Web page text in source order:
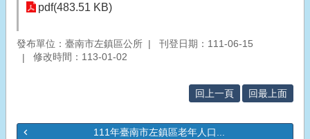
pdf(483.51 KB)
發布單位：臺南市左鎮區公所
刊登日期：111-06-15
修改時間：113-01-02
回上一頁 回最上面
111年臺南市左鎮區老年人口...